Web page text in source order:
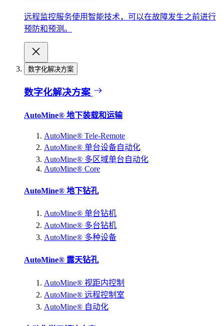
远程监控服务使用智能技术，可以在故障发生之前进行
预防和预测。
数字化解决方案
数字化解决方案
AutoMine® 地下装载和运输
AutoMine® Tele-Remote
AutoMine® 单台设备自动化
AutoMine® 多区域单台自动化
AutoMine® Core
AutoMine® 地下钻孔
AutoMine® 单台钻机
AutoMine® 多台钻机
AutoMine® 多种设备
AutoMine® 露天钻孔
AutoMine® 视距内控制
AutoMine® 远程控制室
AutoMine® 自动化